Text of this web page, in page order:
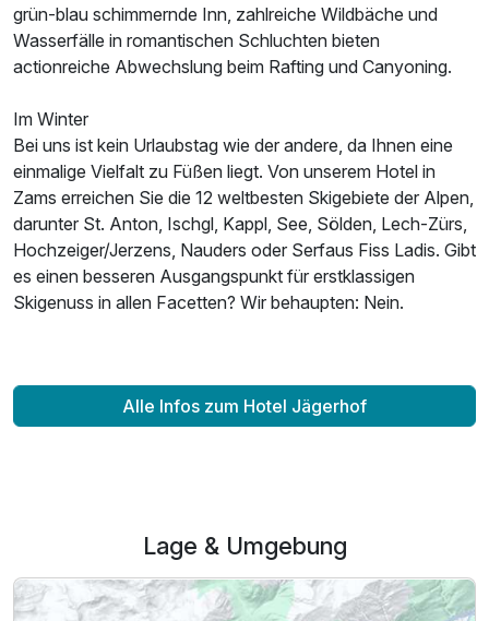
grün-blau schimmernde Inn, zahlreiche Wildbäche und
Wasserfälle in romantischen Schluchten bieten
actionreiche Abwechslung beim Rafting und Canyoning.
Im Winter
Bei uns ist kein Urlaubstag wie der andere, da Ihnen eine
einmalige Vielfalt zu Füßen liegt. Von unserem Hotel in
Zams erreichen Sie die 12 weltbesten Skigebiete der Alpen,
darunter St. Anton, Ischgl, Kappl, See, Sölden, Lech-Zürs,
Hochzeiger/Jerzens, Nauders oder Serfaus Fiss Ladis. Gibt
es einen besseren Ausgangspunkt für erstklassigen
Skigenuss in allen Facetten? Wir behaupten: Nein.
Alle Infos zum Hotel Jägerhof
Lage & Umgebung